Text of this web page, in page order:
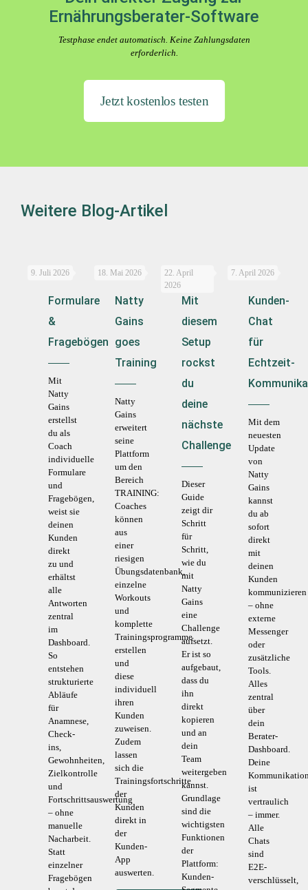
Ernährungsberater-Software
Testphase endet automatisch. Keine Zahlungsdaten
erforderlich.
Jetzt kostenlos testen
Weitere Blog-Artikel
9. Juli 2026
Formulare
&
Fragebögen
Mit
Natty
Gains
erstellst
du als
Coach
individuelle
Formulare
und
Fragebögen,
weist sie
deinen
Kunden
direkt
zu und
erhältst
alle
Antworten
zentral
im
Dashboard.
So
entstehen
strukturierte
Abläufe
für
Anamnese,
Check-
ins,
Gewohnheiten,
Zielkontrolle
und
Fortschrittsauswertung
– ohne
manuelle
Nacharbeit.
Statt
einzelner
Fragebögen
18. Mai 2026
Natty
Gains
goes
Training
Natty
Gains
erweitert
seine
Plattform
um den
Bereich
TRAINING:
Coaches
können
aus
einer
riesigen
Übungsdatenbank,
einzelne
Workouts
und
komplette
Trainingsprogramme
erstellen
und
diese
individuell
ihren
Kunden
zuweisen.
Zudem
lassen
sich die
Trainingsfortschritte
der
Kunden
direkt in
der
Kunden-
App
auswerten.
22. April
2026
Mit
diesem
Setup
rockst
du
deine
nächste
Challenge
Dieser
Guide
zeigt dir
Schritt
für
Schritt,
wie du
mit
Natty
Gains
eine
Challenge
aufsetzt.
Er ist so
aufgebaut,
dass du
ihn
direkt
kopieren
und an
dein
Team
weitergeben
kannst.
Grundlage
sind die
wichtigsten
Funktionen
der
Plattform:
Kunden-
7. April 2026
Kunden-
Chat
für
Echtzeit-
Mit dem
neuesten
Update
von
Natty
Gains
kannst
du ab
sofort
direkt
mit
deinen
Kunden
kommunizieren
– ohne
externe
Messenger
oder
zusätzliche
Tools.
Alles
zentral
über
dein
Berater-
Dashboard.
Deine
ist
vertraulich
– immer.
Alle
Chats
sind
E2E-
verschlüsselt,